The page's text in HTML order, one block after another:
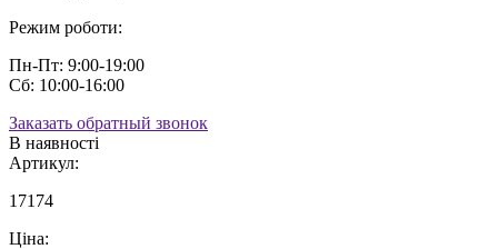
Режим роботи:
Пн-Пт: 9:00-19:00
Сб: 10:00-16:00
Заказать обратный звонок
В наявності
Артикул:
17174
Ціна: